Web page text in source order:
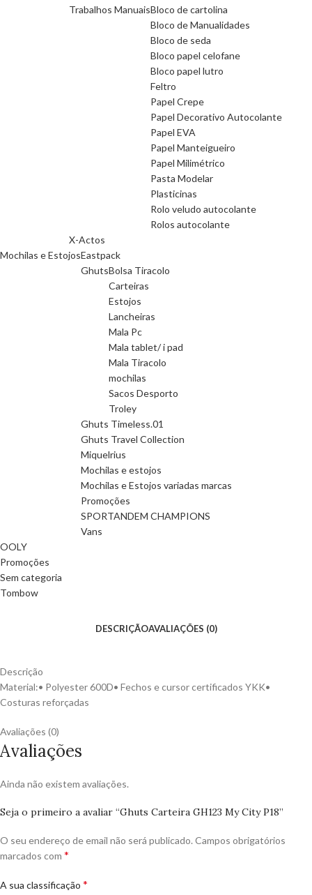
Trabalhos ManuaisBloco de cartolina
Bloco de Manualidades
Bloco de seda
Bloco papel celofane
Bloco papel lutro
Feltro
Papel Crepe
Papel Decorativo Autocolante
Papel EVA
Papel Manteigueiro
Papel Milimétrico
Pasta Modelar
Plasticinas
Rolo veludo autocolante
Rolos autocolante
X-Actos
Mochilas e EstojosEastpack
GhutsBolsa Tiracolo
Carteiras
Estojos
Lancheiras
Mala Pc
Mala tablet/ i pad
Mala Tiracolo
mochilas
Sacos Desporto
Troley
Ghuts Timeless.01
Ghuts Travel Collection
Miquelrius
Mochilas e estojos
Mochilas e Estojos variadas marcas
Promoções
SPORTANDEM CHAMPIONS
Vans
OOLY
Promoções
Sem categoria
Tombow
DESCRIÇÃOAVALIAÇÕES (0)
Descrição
Material:• Polyester 600D• Fechos e cursor certificados YKK•
Costuras reforçadas
Avaliações (0)
Avaliações
Ainda não existem avaliações.
Seja o primeiro a avaliar “Ghuts Carteira GH123 My City P18”
O seu endereço de email não será publicado.Campos obrigatórios
marcados com *
A sua classificação *